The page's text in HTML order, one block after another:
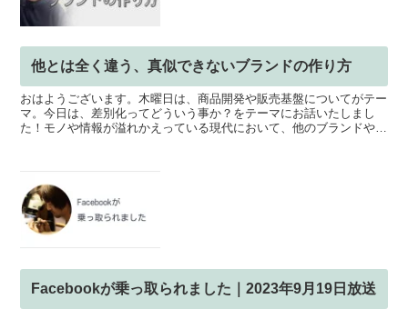
他とは全く違う、真似できないブランドの作り方
おはようございます。木曜日は、商品開発や販売基盤についてがテー
マ。今日は、差別化ってどういう事か？をテーマにお話いたしまし
た！モノや情報が溢れかえっている現代において、他のブランドや作
Facebookが乗っ取られました｜2023年9月19日放送